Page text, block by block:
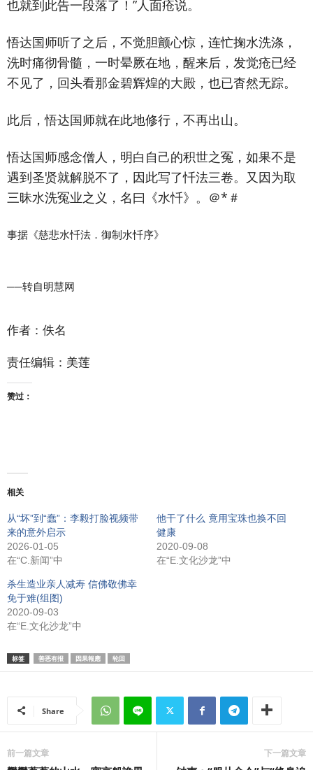
也就到此告一段落了！”人面疮说。
悟达国师听了之后，不觉胆颤心惊，连忙掬水洗涤，
洗时痛彻骨髓，一时晕厥在地，醒来后，发觉疮已经
不见了，回头看那金碧辉煌的大殿，也已杳然无踪。
此后，悟达国师就在此地修行，不再出山。
悟达国师感念僧人，明白自己的积世之冤，如果不是
遇到圣贤就解脱不了，因此写了忏法三卷。又因为取
三昧水洗冤业之义，名曰《水忏》。＠*＃
事据《慈悲水忏法．御制水忏序》
──转自明慧网
作者：佚名
责任编辑：美莲
赞过：
相关
从“坏”到“蠢”：李毅打脸视频带
来的意外启示
2026-01-05
在“C.新闻”中
他干了什么 竟用宝珠也换不回
健康
2020-09-08
在“E.文化沙龙”中
杀生造业亲人减寿 信佛敬佛幸
免于难(组图)
2020-09-03
在“E.文化沙龙”中
标签 善恶有报 因果報應 轮回
Share
前一篇文章 下一篇文章